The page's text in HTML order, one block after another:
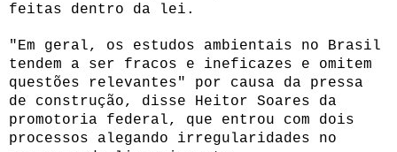
feitas dentro da lei.
"Em geral, os estudos ambientais no Brasil
tendem a ser fracos e ineficazes e omitem
questões relevantes" por causa da pressa
de construção, disse Heitor Soares da
promotoria federal, que entrou com dois
processos alegando irregularidades no